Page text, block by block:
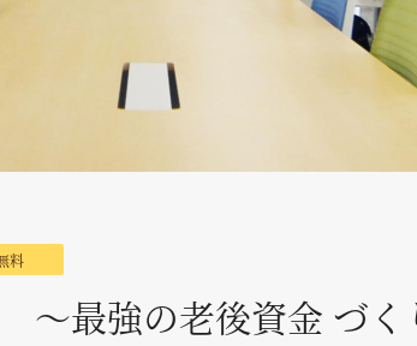
料
最強の老後資金 づく